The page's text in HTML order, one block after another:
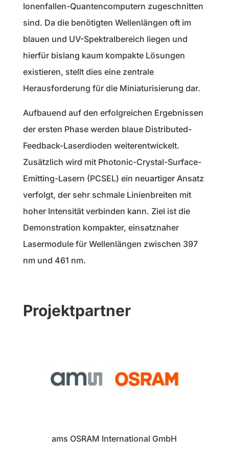
Ionenfallen-Quantencomputern zugeschnitten
sind. Da die benötigten Wellenlängen oft im
blauen und UV-Spektralbereich liegen und
hierfür bislang kaum kompakte Lösungen
existieren, stellt dies eine zentrale
Herausforderung für die Miniaturisierung dar.
Aufbauend auf den erfolgreichen Ergebnissen
der ersten Phase werden blaue Distributed-
Feedback-Laserdioden weiterentwickelt.
Zusätzlich wird mit Photonic-Crystal-Surface-
Emitting-Lasern (PCSEL) ein neuartiger Ansatz
verfolgt, der sehr schmale Linienbreiten mit
hoher Intensität verbinden kann. Ziel ist die
Demonstration kompakter, einsatznaher
Lasermodule für Wellenlängen zwischen 397
nm und 461 nm.
Projektpartner
ams OSRAM International GmbH